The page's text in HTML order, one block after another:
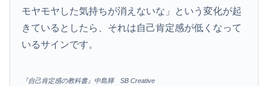
モヤモヤした気持ちが消えないな」という変化が起
きているとしたら、それは自己肯定感が低くなって
いるサインです。
『自己肯定感の教科書』中島輝 SB Creative